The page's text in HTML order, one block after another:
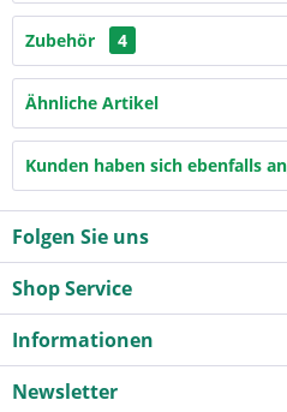
Zubehör 4
Ähnliche Artikel
Kunden haben sich ebenfalls
Folgen Sie uns
Shop Service
Informationen
Newsletter